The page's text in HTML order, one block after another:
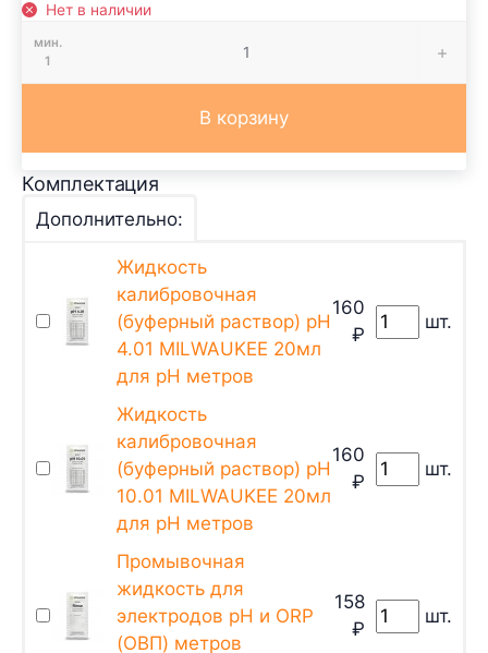
Нет в наличии
мин.
1
В корзину
Комплектация
Дополнительно:
Жидкость
калибровочная
(буферный раствор) pH
4.01 MILWAUKEE 20мл
для pH метров
160
₽
шт.
Жидкость
калибровочная
(буферный раствор) pH
10.01 MILWAUKEE 20мл
для pH метров
160
₽
шт.
Промывочная
жидкость для
электродов pH и ORP
(ОВП) метров
158
₽
шт.